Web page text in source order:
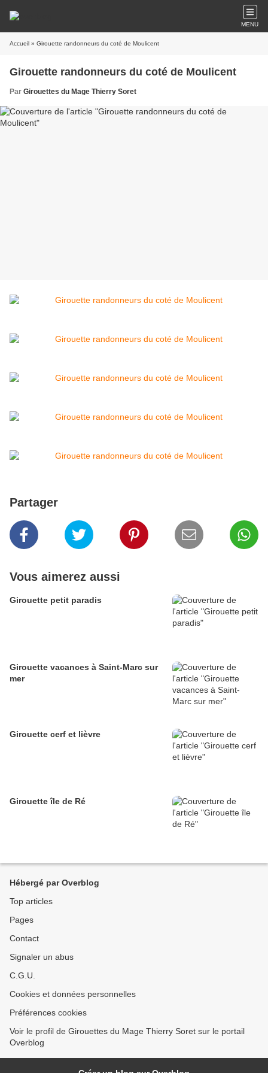
MENU
Accueil » Girouette randonneurs du coté de Moulicent
Girouette randonneurs du coté de Moulicent
Par Girouettes du Mage Thierry Soret
Partager
Vous aimerez aussi
Girouette petit paradis
Girouette vacances à Saint-Marc sur
mer
Girouette cerf et lièvre
Girouette île de Ré
Hébergé par Overblog
Top articles
Pages
Contact
Signaler un abus
C.G.U.
Cookies et données personnelles
Préférences cookies
Voir le profil de Girouettes du Mage Thierry Soret sur le portail
Overblog